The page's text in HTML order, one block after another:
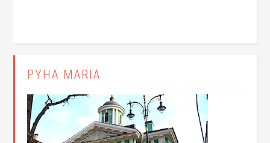
PYHÄ MARIA